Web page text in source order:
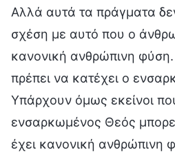
Αλλά αυτά τα πράγματα
σχέση με αυτό που ο
κανονική ανθρώπινη φύση.
πρέπει να κατέχει ο
Υπάρχουν όμως εκείνοι
ενσαρκωμένος Θεός
έχει κανονική ανθρώπινη